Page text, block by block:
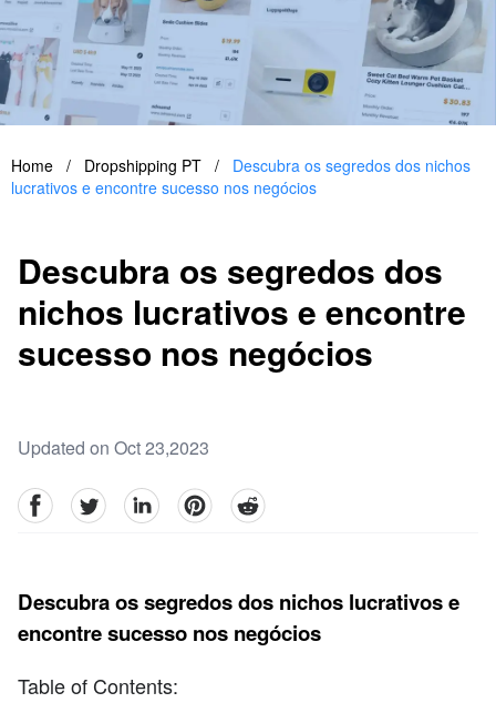
Home / Dropshipping PT /
Descubra os segredos dos nichos
lucrativos e encontre sucesso nos negócios
Descubra os segredos dos
nichos lucrativos e encontre
sucesso nos negócios
Updated on Oct 23,2023
facebookTwitter linkedinpinterestreddit
Descubra os segredos dos nichos lucrativos e
encontre sucesso nos negócios
Table of Contents: